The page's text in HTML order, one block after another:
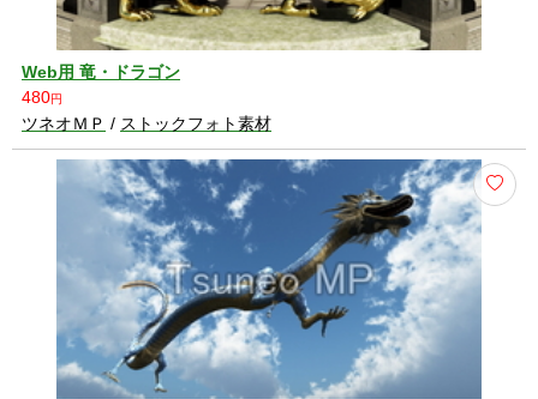
Web用 竜・ドラゴン
480円
ツネオＭＰ / ストックフォト素材